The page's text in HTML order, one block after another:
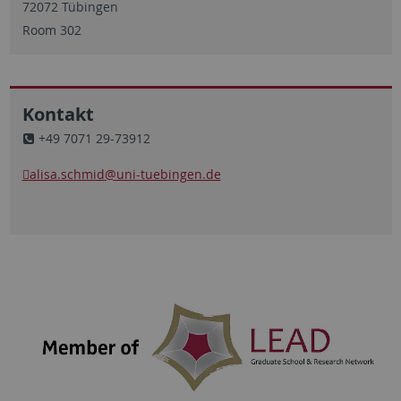
72072 Tübingen
Room 302
Kontakt
+49 7071 29-73912
alisa.schmid@uni-tuebingen.de